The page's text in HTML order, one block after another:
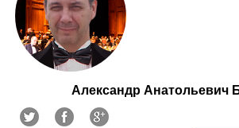
Александр Анатольевич